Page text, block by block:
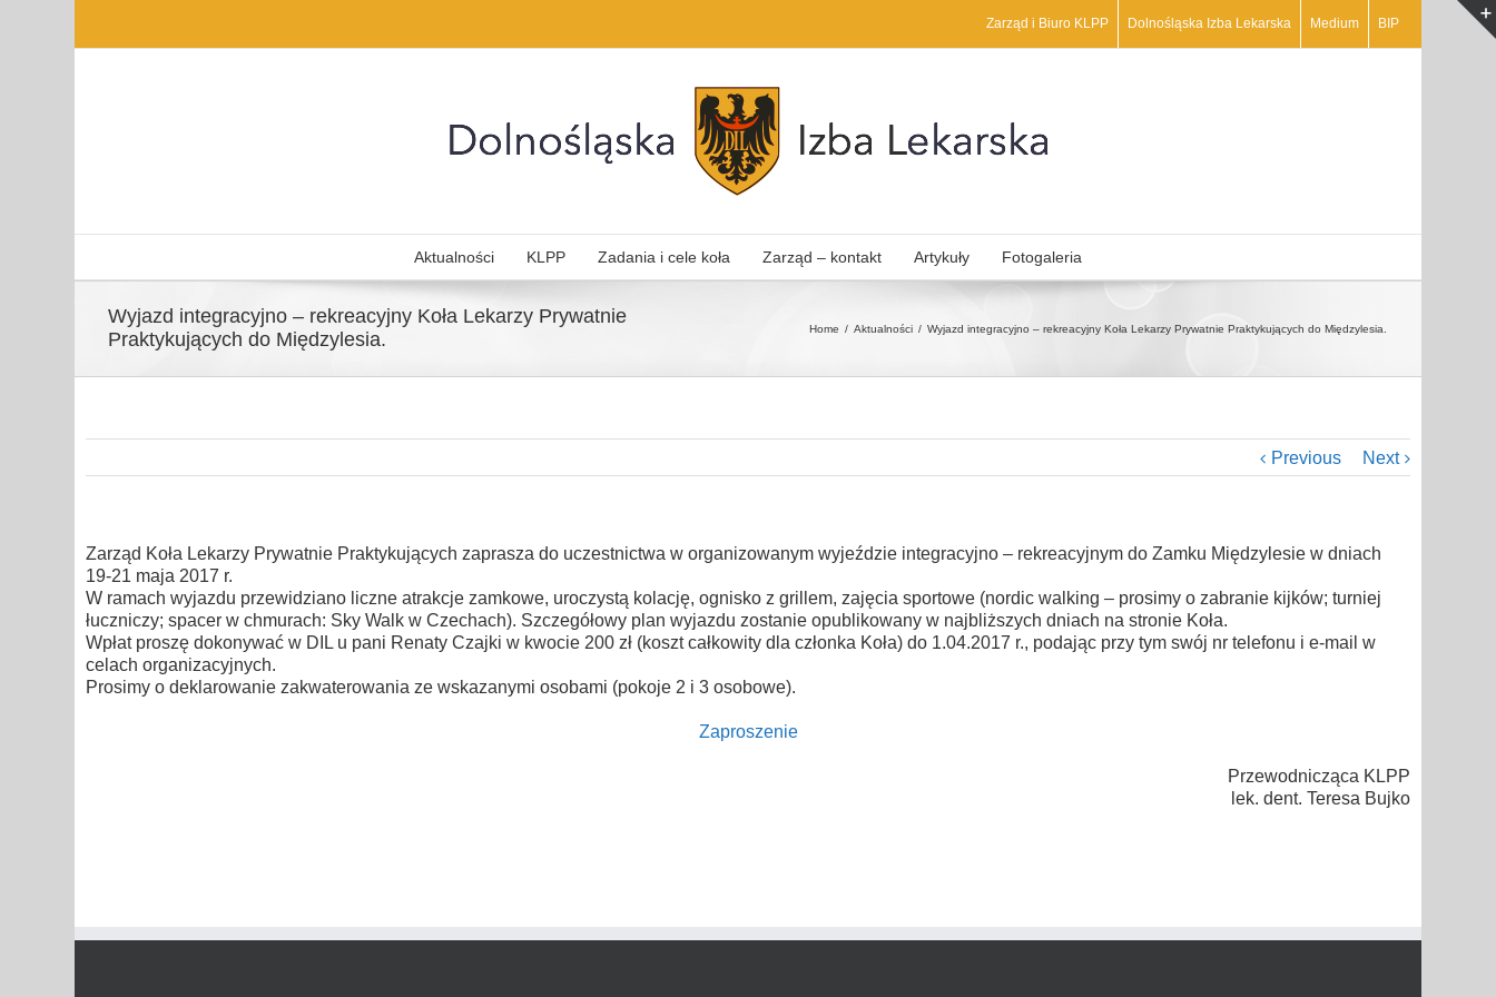
Zarząd i Biuro KLPP Dolnośląska Izba Lekarska Medium BIP
Aktualności KLPP Zadania i cele koła Zarząd – kontakt Artykuły Fotogaleria
Wyjazd integracyjno – rekreacyjny Koła Lekarzy Prywatnie
Praktykujących do Międzylesia.
Home Aktualności Wyjazd integracyjno – rekreacyjny Koła Lekarzy Prywatnie Praktykujących do Międzylesia.
Previous Next
Zarząd Koła Lekarzy Prywatnie Praktykujących zaprasza do uczestnictwa w organizowanym wyjeździe integracyjno – rekreacyjnym do Zamku Międzylesie w dniach
19-21 maja 2017 r.
W ramach wyjazdu przewidziano liczne atrakcje zamkowe, uroczystą kolację, ognisko z grillem, zajęcia sportowe (nordic walking – prosimy o zabranie kijków; turniej
łuczniczy; spacer w chmurach: Sky Walk w Czechach). Szczegółowy plan wyjazdu zostanie opublikowany w najbliższych dniach na stronie Koła.
Wpłat proszę dokonywać w DIL u pani Renaty Czajki w kwocie 200 zł (koszt całkowity dla członka Koła) do 1.04.2017 r., podając przy tym swój nr telefonu i e-mail w
celach organizacyjnych.
Prosimy o deklarowanie zakwaterowania ze wskazanymi osobami (pokoje 2 i 3 osobowe).
Zaproszenie
Przewodnicząca KLPP
lek. dent. Teresa Bujko